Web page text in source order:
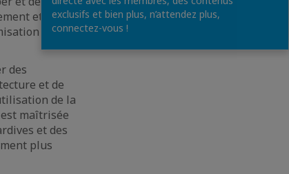
et
des
des
et de
de la
maîtrisée
et des
plus
exclusifs et bien plus, n’attendez plus,
connectez-vous !